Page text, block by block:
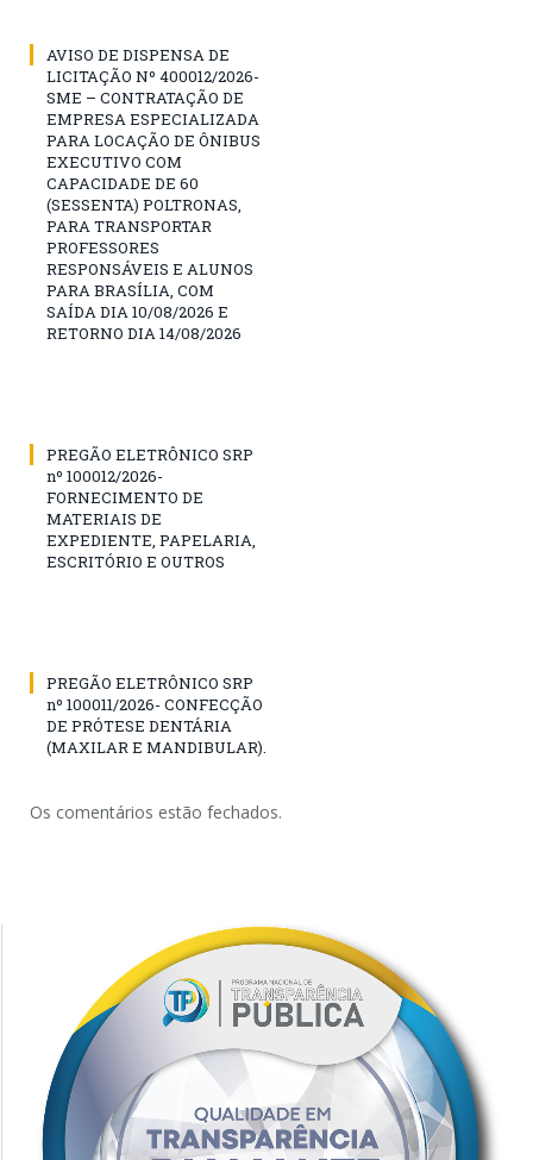
AVISO DE DISPENSA DE
LICITAÇÃO Nº 400012/2026-
SME – CONTRATAÇÃO DE
EMPRESA ESPECIALIZADA
PARA LOCAÇÃO DE ÔNIBUS
EXECUTIVO COM
CAPACIDADE DE 60
(SESSENTA) POLTRONAS,
PARA TRANSPORTAR
PROFESSORES
RESPONSÁVEIS E ALUNOS
PARA BRASÍLIA, COM
SAÍDA DIA 10/08/2026 E
RETORNO DIA 14/08/2026
PREGÃO ELETRÔNICO SRP
nº 100012/2026-
FORNECIMENTO DE
MATERIAIS DE
EXPEDIENTE, PAPELARIA,
ESCRITÓRIO E OUTROS
PREGÃO ELETRÔNICO SRP
nº 100011/2026- CONFECÇÃO
DE PRÓTESE DENTÁRIA
(MAXILAR E MANDIBULAR).
Os comentários estão fechados.